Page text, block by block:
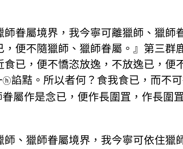
眷屬境界，我今寧可離獵師、獵師
便不隨獵師、獵師眷屬。』第三群
已，便不憍恣放逸，不放逸已，便
ⓗ諂黠。所以者何？食我食已，而不
屬作是念已，便作長圍罝，作長圍
、獵師眷屬境界，我今寧可依住獵